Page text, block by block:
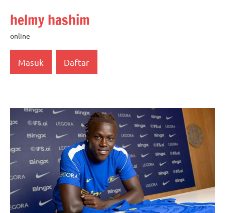
content
helmy hashim
online
Masuk Daftar